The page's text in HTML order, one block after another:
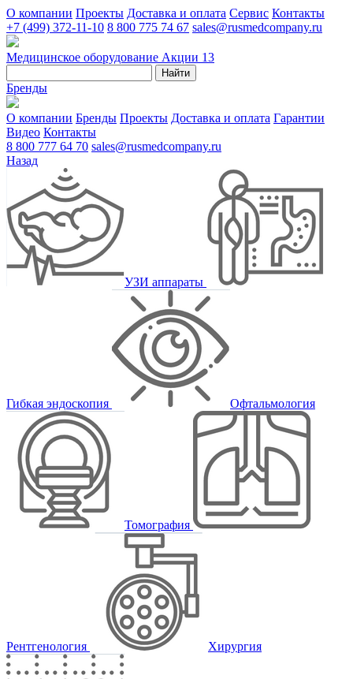
О компании Проекты Доставка и оплата Сервис Контакты
+7 (499) 372-11-10 8 800 775 74 67 sales@rusmedcompany.ru
Медицинское оборудование Акции 13
Найти
Бренды
О компании Бренды Проекты Доставка и оплата Гарантии
Видео Контакты
8 800 777 64 70 sales@rusmedcompany.ru
Назад
УЗИ аппараты
Гибкая эндоскопия Офтальмология
Томография
Рентгенология Хирургия